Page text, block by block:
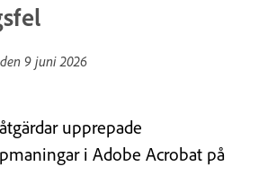
9 juni 2026
upprepade
i Adobe Acrobat på